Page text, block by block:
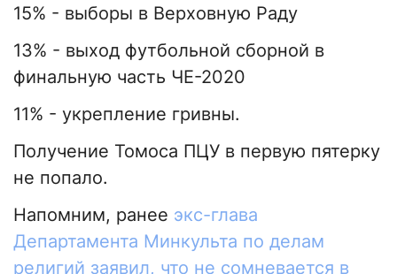
15% - выборы в Верховную Раду
13% - выход футбольной сборной в
финальную часть ЧЕ-2020
11% - укрепление гривны.
Получение Томоса ПЦУ в первую пятерку
не попало.
Напомним, ранее экс-глава
Департамента Минкульта по делам
религий заявил, что не сомневается в